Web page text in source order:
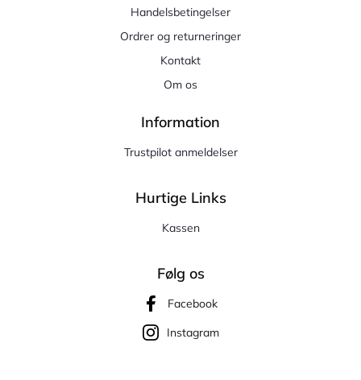
Handelsbetingelser
Ordrer og returneringer
Kontakt
Om os
Information
Trustpilot anmeldelser
Hurtige Links
Kassen
Følg os
Facebook
Instagram